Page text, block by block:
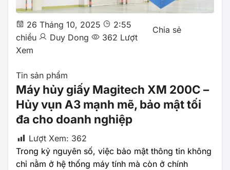
26 Tháng 10, 2025
2:55
chiều
Duy Dong
362 Lượt
Xem
Chia sẻ
Tin sản phẩm
Máy hủy giấy Magitech XM 200C –
Hủy vụn A3 mạnh mẽ, bảo mật tối
đa cho doanh nghiệp
Lượt Xem: 362
Trong kỷ nguyên số, việc bảo mật thông tin không
chỉ nằm ở hệ thống máy tính mà còn ở chính